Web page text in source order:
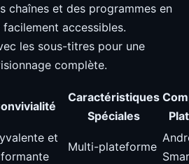
chaînes et des programmes en
accessibles.
les sous-titres pour une
complète.
Caractéristiques
Spéciales
et
Multi-plateforme